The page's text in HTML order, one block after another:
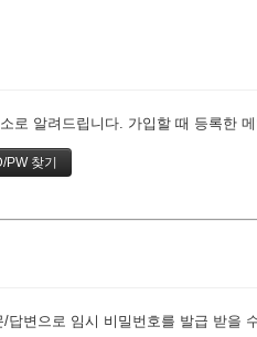
로 알려드립니다. 가입할 때 등록한
변으로 임시 비밀번호를 발급 받을